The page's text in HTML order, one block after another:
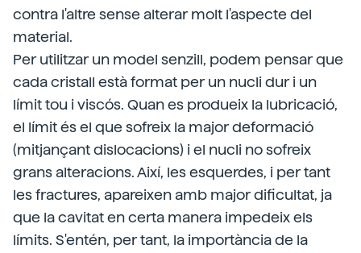
contra l'altre sense alterar molt l'aspecte del
material.
Per utilitzar un model senzill, podem pensar que
cada cristall està format per un nucli dur i un
límit tou i viscós. Quan es produeix la lubricació,
el límit és el que sofreix la major deformació
(mitjançant dislocacions) i el nucli no sofreix
grans alteracions. Així, les esquerdes, i per tant
les fractures, apareixen amb major dificultat, ja
que la cavitat en certa manera impedeix els
límits. S'entén, per tant, la importància de la